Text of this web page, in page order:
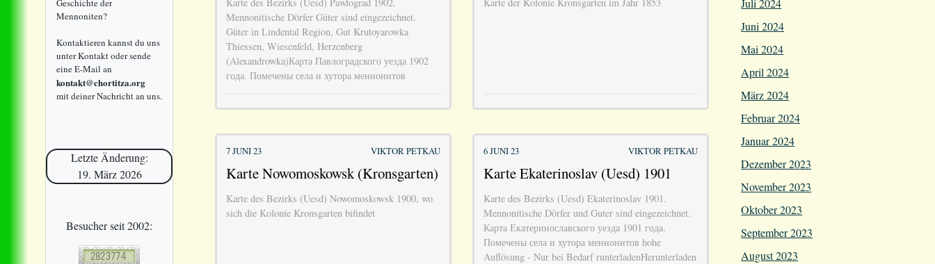
Geschichte der
Mennoniten?
Kontaktieren kannst du uns
unter Kontakt oder sende
eine E-Mail an
kontakt@chortitza.org
mit deiner Nachricht an uns.
Letzte Änderung:
19. März 2026
Besucher seit 2002:
Mennonitische Dörfer Güter sind eingezeichnet.
Güter in Lindental Region, Gut Krutoyarowka
Thiessen, Wiesenfeld, Herzenberg
(Alexandrowka)Карта Павлоградского уезда 1902
года. Помечены села и хутора меннонитов
7 JUNI 23 VIKTOR PETKAU
Karte Nowomoskowsk (Kronsgarten)
Karte des Bezirks (Uesd) Nowomoskowsk 1900, wo
sich die Kolonie Kronsgarten bifindet
6 JUNI 23 VIKTOR PETKAU
Karte Ekaterinoslav (Uesd) 1901
Karte des Bezirks (Uesd) Ekaterinoslav 1901.
Mennonitische Dörfer und Guter sind eingezeichnet.
Карта Екатеринославского уезда 1901 года.
Помечены села и хутора меннонитов hohe
Auflösung - Nur bei Bedarf runterladenHerunterladen
Juli 2024
Juni 2024
Mai 2024
April 2024
März 2024
Februar 2024
Januar 2024
Dezember 2023
November 2023
Oktober 2023
September 2023
August 2023